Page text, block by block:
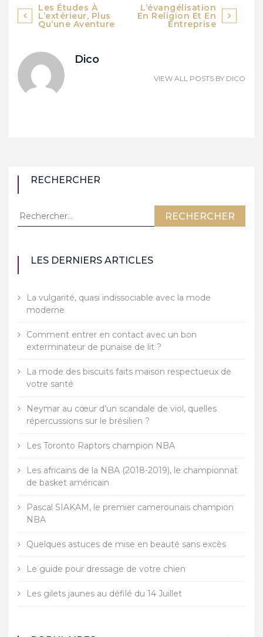
Navigation
de
Les Études À
L’extérieur, Plus
Qu’une Aventure
L’évangélisation
En Religion Et En
Entreprise
Dico
VIEW ALL POSTS BY DICO
RECHERCHER
Rechercher :
LES DERNIERS ARTICLES
La vulgarité, quasi indissociable avec la mode
moderne
Comment entrer en contact avec un bon
exterminateur de punaise de lit ?
La mode des biscuits faits maison respectueux de
votre santé
Neymar au cœur d’un scandale de viol, quelles
répercussions sur le brésilien ?
Les Toronto Raptors champion NBA
Les africains de la NBA (2018-2019), le championnat
de basket américain
Pascal SIAKAM, le premier camerounais champion
NBA
Quelques astuces de mise en beauté sans excès
Le guide pour dressage de votre chien
Les gilets jaunes au défilé du 14 Juillet